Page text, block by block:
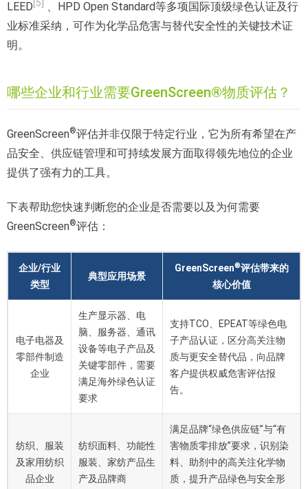
LEED [5]
、HPD Open Standard等多项国际顶级绿色认证及行
业标准采纳，可作为化学品危害与替代安全性的关键技术证
明。
哪些企业和行业需要GreenScreen®物质评估？
GreenScreen®评估并非仅限于特定行业，它为所有希望在产
品安全、供应链管理和可持续发展方面取得领先地位的企业
提供了强有力的工具。
下表帮助您快速判断您的企业是否需要以及为何需要
GreenScreen®评估：
企业/行业
类型
典型应用场景
GreenScreen®评估带来的
核心价值
电子电器及
零部件制造
企业
生产显示器、电
脑、服务器、通讯
设备等电子产品及
关键零部件，需要
满足海外绿色认证
要求
支持TCO、EPEAT等绿色电
子产品认证，区分高关注物
质与更安全替代品，向品牌
客户提供权威危害评估报
告。
纺织、服装
及家用纺织
品企业
纺织面料、功能性
服装、家纺产品生
产及品牌商
满足品牌“绿色供应链”与“有
害物质零排放”要求，识别染
料、助剂中的高关注化学物
质，提升产品绿色与安全形